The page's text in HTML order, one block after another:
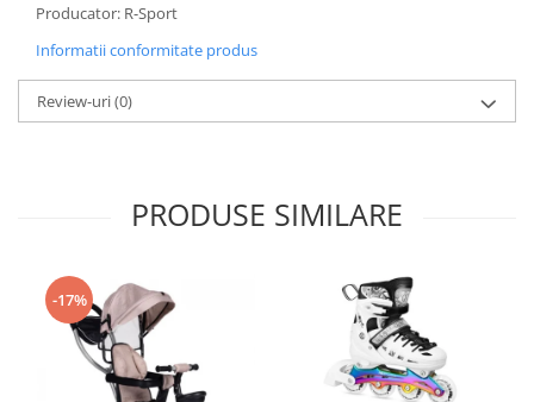
Producator: R-Sport
Informatii conformitate produs
Review-uri(0)
PRODUSE SIMILARE
-17%